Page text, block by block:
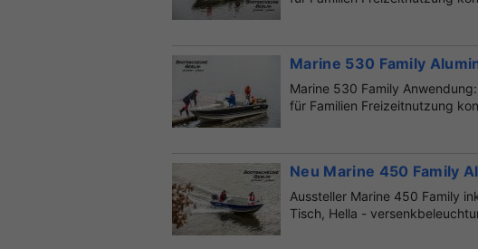
Marine 530 Family
Marine 530 Family
für Familien Freizeitnutzung
Neu Marine 450 Family
Aussteller Marine 450 Family
Tisch, Hella -